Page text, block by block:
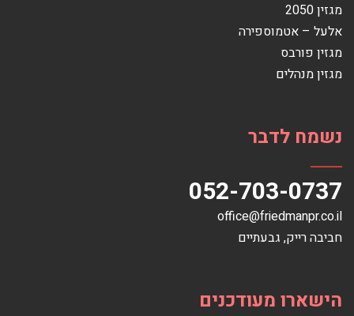
מגזין 2050
אלעל – אטמוספירה
מגזין פורבס
מגזין מנהלים
נשמח לדבר
052-703-0737
office@friedmanpr.co.il
חביבה רייק‏, ‏גבעתיים‏
הישארו מעודכנים